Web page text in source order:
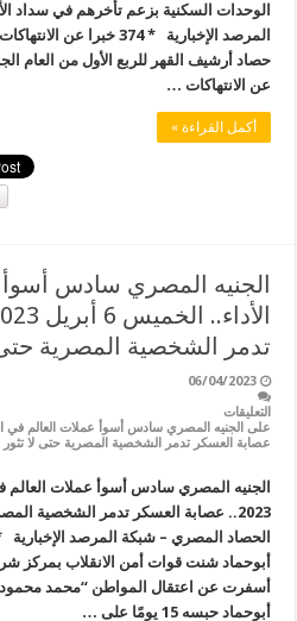
الوحدات السكنية بزعم تأخرهم في سداد
المرصد الإخبارية * 374
عن الانتهاكات …
أكمل القراءة »
الجنيه المصري سادس
تدمر الشخصية المصرية حتى
06/04/2023
التعليقات
عصابة العسكر تدمر الشخصية المصرية حتى لا تثور
2023.. عصابة العسكر تدمر الشخصية
الحصاد المصري – شبكة المرصد
أبوحماد شنت قوات أمن الانقلاب بمركز
أسفرت عن اعتقال المواطن “محمد محمود
أبوحماد حبسه 15 يومًا على …